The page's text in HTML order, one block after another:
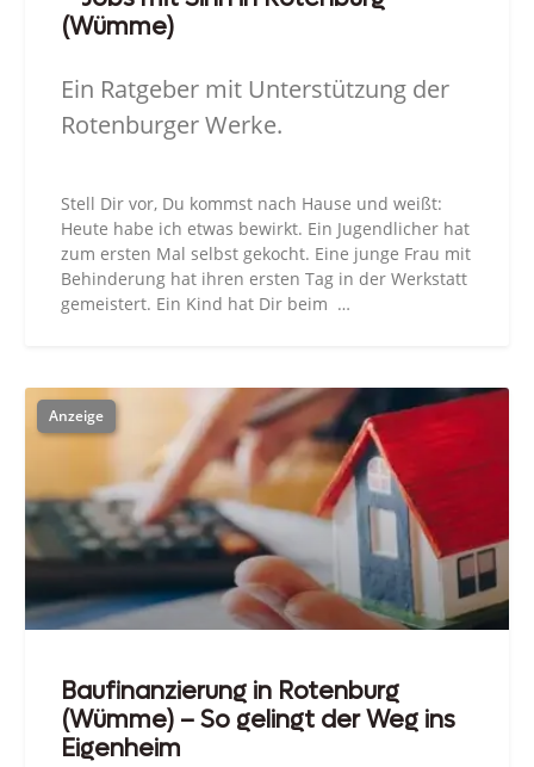
(Wümme)
Ein Ratgeber mit Unterstützung der
Rotenburger Werke.
Stell Dir vor, Du kommst nach Hause und weißt:
Heute habe ich etwas bewirkt. Ein Jugendlicher hat
zum ersten Mal selbst gekocht. Eine junge Frau mit
Behinderung hat ihren ersten Tag in der Werkstatt
gemeistert. Ein Kind hat Dir beim …
Baufinanzierung in Rotenburg
(Wümme) – So gelingt der Weg ins
Eigenheim